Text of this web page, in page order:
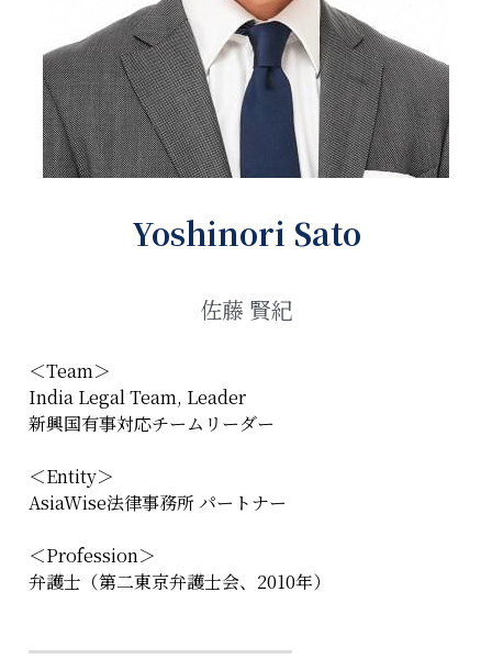
Yoshinori Sato
佐藤 賢紀
＜Team＞
India Legal Team, Leader
新興国有事対応チームリーダー
＜Entity＞
AsiaWise法律事務所 パートナー
＜Profession＞
弁護士（第二東京弁護士会、2010年）